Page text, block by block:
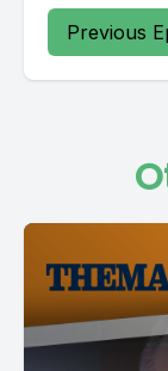
Previous